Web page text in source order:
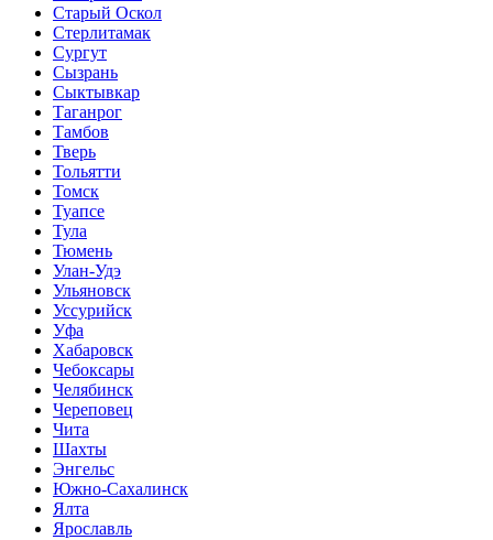
Старый Оскол
Стерлитамак
Сургут
Сызрань
Сыктывкар
Таганрог
Тамбов
Тверь
Тольятти
Томск
Туапсе
Тула
Тюмень
Улан-Удэ
Ульяновск
Уссурийск
Уфа
Хабаровск
Чебоксары
Челябинск
Череповец
Чита
Шахты
Энгельс
Южно-Сахалинск
Ялта
Ярославль